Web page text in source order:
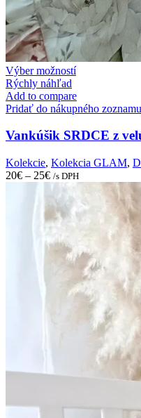
Výber možnostíThis
has
multiple
The
may
be
chosen
the
product
Rýchly náhľad
Add to compare
Pridať do nákupného zoznamu
Vankúšik SRDCE z
Kolekcie, Kolekcia GLAM,
20€ – 25€ /s DPH